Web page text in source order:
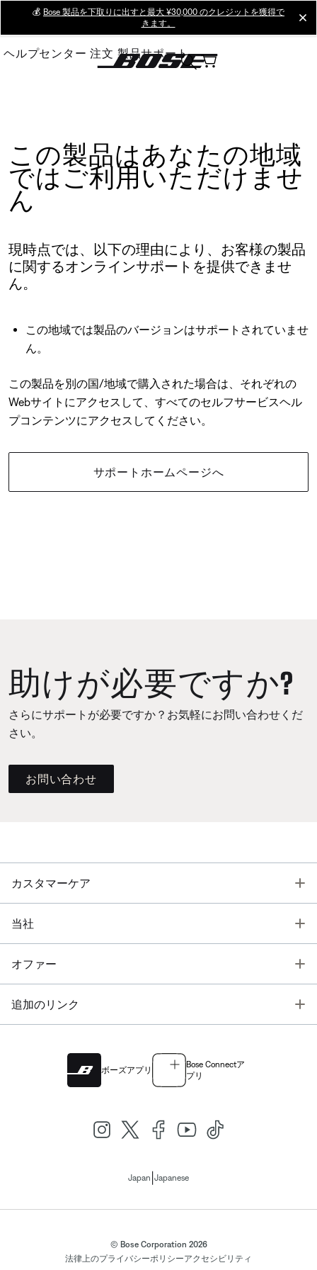
Main
💰 Bose 製品を下取りに出すと最大 ¥30,000 のクレジットを獲得で
きます。
ヘルプセンター 注文 製品サポート
この製品はあなたの地域
ではご利用いただけませ
ん
現時点では、以下の理由により、お客様の製品
に関するオンラインサポートを提供できませ
ん。
この地域では製品のバージョンはサポートされていませ
ん。
この製品を別の国/地域で購入された場合は、それぞれの
Webサイトにアクセスして、すべてのセルフサービスヘル
プコンテンツにアクセスしてください。
サポートホームページへ
助けが必要ですか?
さらにサポートが必要ですか？お気軽にお問い合わせくだ
さい。
お問い合わせ
カスタマーケア
当社
オファー
追加のリンク
ボーズアプリ
Bose Connectア
プリ
Japan Japanese
© Bose Corporation 2026
法律上のプライバシーポリシーアクセシビリティ